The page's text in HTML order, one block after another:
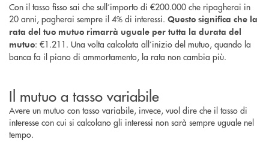
Con il tasso fisso sai che sull’importo di €200.000 che ripagherai in
20 anni, pagherai sempre il 4% di interessi. Questo significa che la
rata del tuo mutuo rimarrà uguale per tutta la durata del
mutuo: €1.211. Una volta calcolata all’inizio del mutuo, quando la
banca fa il piano di ammortamento, la rata non cambia più.
Il mutuo a tasso variabile
Avere un mutuo con tasso variabile, invece, vuol dire che il tasso di
interesse con cui si calcolano gli interessi non sarà sempre uguale nel
tempo.